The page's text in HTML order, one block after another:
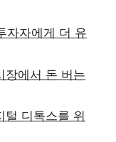
자자에게 더 유
장에서 돈 버는
털 디톡스를 위